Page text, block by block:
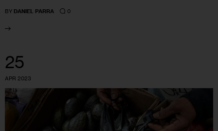
BY DANIEL PARRA 0
25
APR 2023